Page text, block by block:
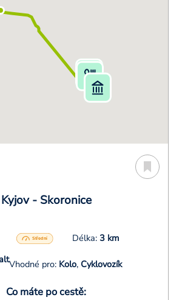
Kyjov - Skoronice
Délka: 3 km
Vhodné pro: Kolo, Cyklovozík
Co máte po cestě: